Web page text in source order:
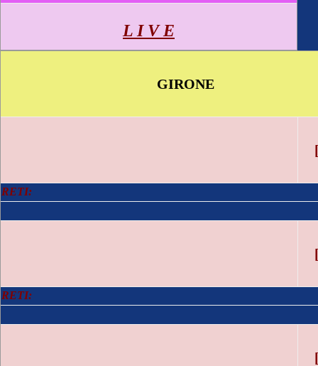
L I V E
GIRONE
RETI:
RETI: